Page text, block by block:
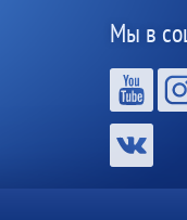
Мы в